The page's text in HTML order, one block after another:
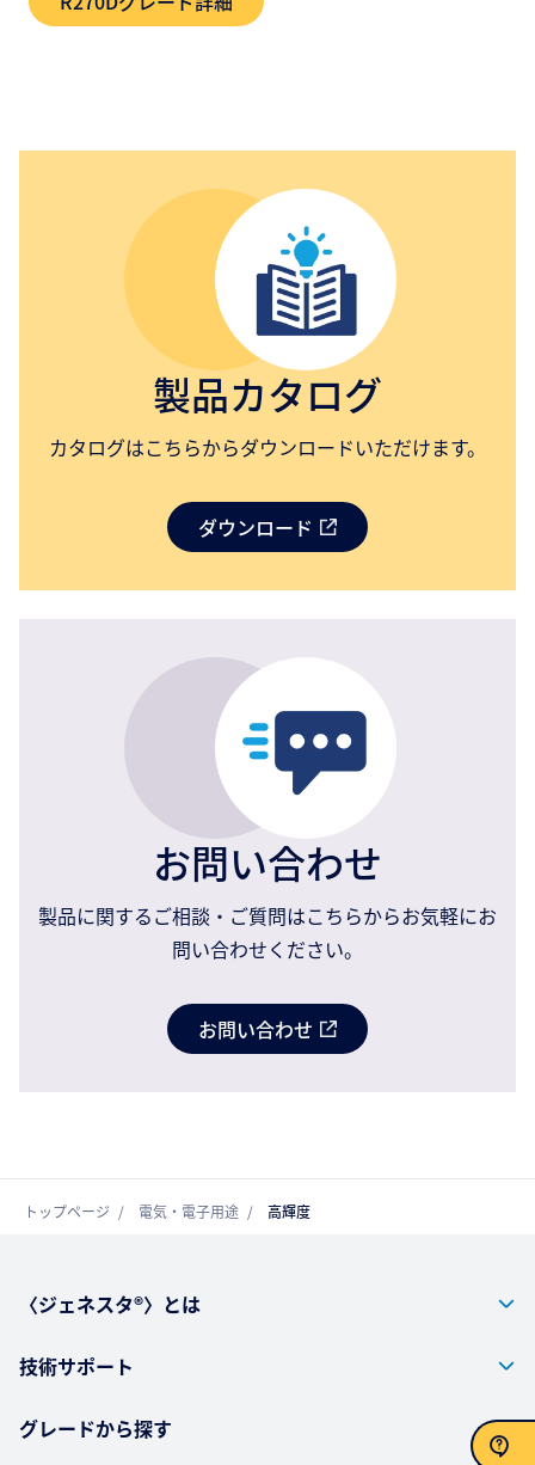
製品カタログ
カタログはこちらからダウンロードいただけます。
ダウンロード
お問い合わせ
製品に関するご相談・ご質問はこちらからお気軽にお
問い合わせください。
お問い合わせ
トップページ 電気・電子用途 高輝度
〈ジェネスタ®〉とは
技術サポート
グレードから探す